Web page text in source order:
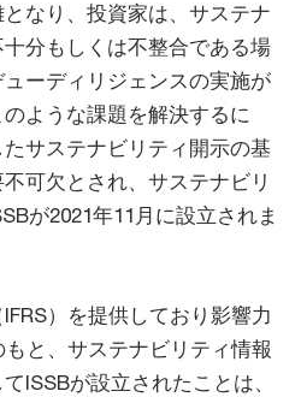
なり、投資家は、サステナ
分もしくは不整合である場
ーディリジェンスの実施が
ような課題を解決するに
サステナビリティ開示の基
可欠とされ、サステナビリ
が2021年11月に設立されま
）を提供しており影響力
と、サステナビリティ情報
ISSBが設立されたことは、